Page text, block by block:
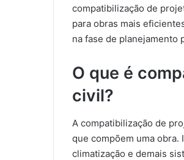
compatibilização de
para obras mais
na fase de planejamento
O que é
civil?
A compatibilização de
que compõem uma
climatização e demais